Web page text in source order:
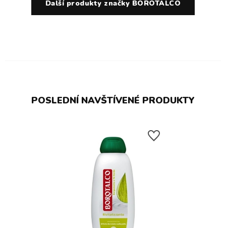
Další produkty značky BOROTALCO
POSLEDNÍ NAVŠTÍVENÉ PRODUKTY